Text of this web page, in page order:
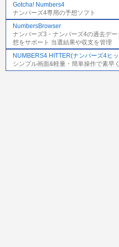
Gotcha! Numbers4
ナンバーズ4専用の予想ソフト
NumbersBrowser
ナンバーズ3・ナンバーズ4の過去デ
想をサポート 当選結果や収支を管理
NUMBERS4 HITTER(ナンバーズ4ヒ
シンプル画面&軽量・簡単操作で素早